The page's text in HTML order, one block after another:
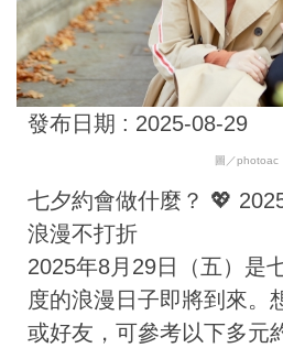
發布日期 : 2025-08-29
圖／photoac
七夕約會做什麼？ 💖
浪漫不打折
2025年8月29日（五）是
度的浪漫日子即將到來。
或好友，可參考以下多元